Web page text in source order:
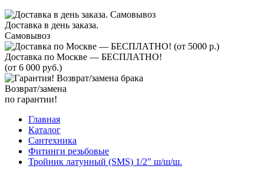
Доставка в день заказа.
Самовывоз
Доставка по Москве — БЕСПЛАТНО!
(от 6 000 руб.)
Возврат/замена
по гарантии!
Главная
Каталог
Сантехника
Фитинги резьбовые
Тройник латунный (SMS) 1/2" ш/ш/ш.